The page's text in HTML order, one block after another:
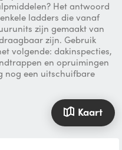
Het antwoord
ladders die vanaf
zijn gemaakt van
zijn. Gebruik
volgende: dakinspecties,
en opruimingen
nog een uitschuifbare
Kaart